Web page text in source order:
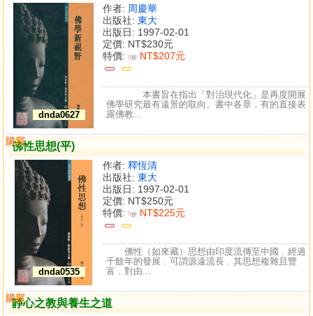
dnda0627
作者: 周慶華
出版社: 東大
出版日: 1997-02-01
定價: NT$230元
特價: 9折 NT$207元
本書旨在指出「對治現代化」是再度開展
佛學研究最有遠景的取向。書中各章﹐有的直接表
露佛教...
佛性思想(平)
dnda0535
作者: 釋恆清
出版社: 東大
出版日: 1997-02-01
定價: NT$250元
特價: 9折 NT$225元
購買
比較
佛性（如來藏）思想由印度流傳至中國﹐經過
千餘年的發展﹐可謂源遠流長﹐其思想複雜且豐
富﹐對由...
靜心之教與養生之道
購買
比較